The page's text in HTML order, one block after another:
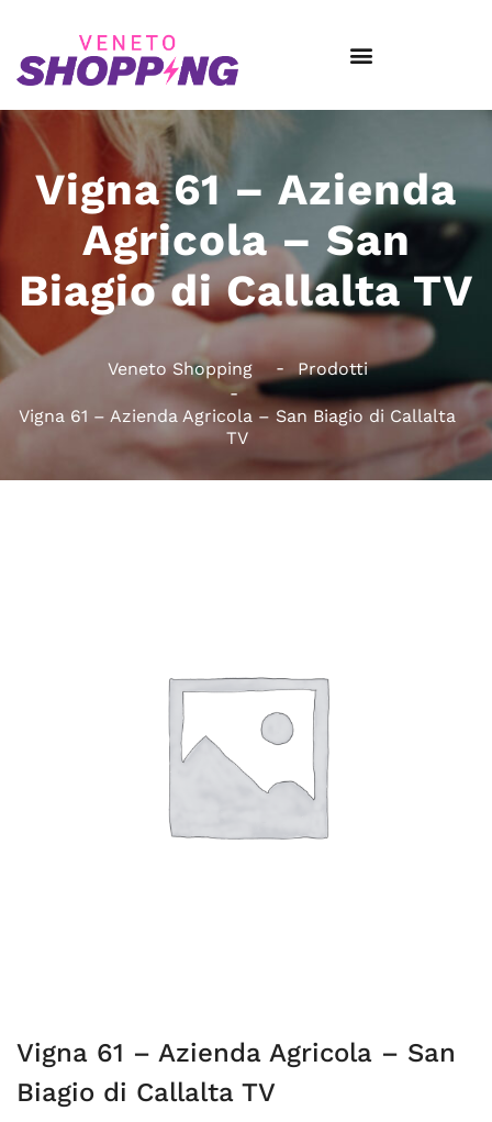
Vigna 61 – Azienda
Agricola – San
Biagio di Callalta TV
Veneto Shopping Prodotti
Vigna 61 – Azienda Agricola – San Biagio di Callalta
TV
Vigna 61 – Azienda Agricola – San
Biagio di Callalta TV